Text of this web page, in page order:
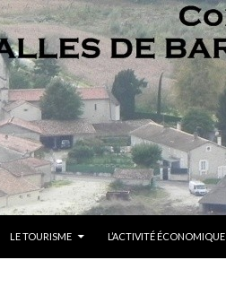
LE TOURISME L’ACTIVITÉ ÉCONOMIQUE